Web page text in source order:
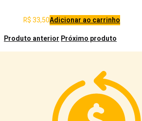
R$33,50Adicionar ao carrinho
Produto anterior Próximo produto